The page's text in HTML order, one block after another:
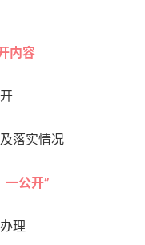
内容
落实情况
一公开”
理